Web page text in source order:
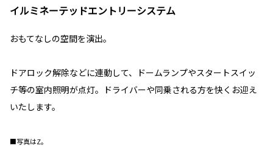
イルミネーテッドエントリーシステム
おもてなしの空間を演出。
ドアロック解除などに連動して、ドームランプやスタートスイッ
チ等の室内照明が点灯。ドライバーや同乗される方を快くお迎え
いたします。
■写真はZ。